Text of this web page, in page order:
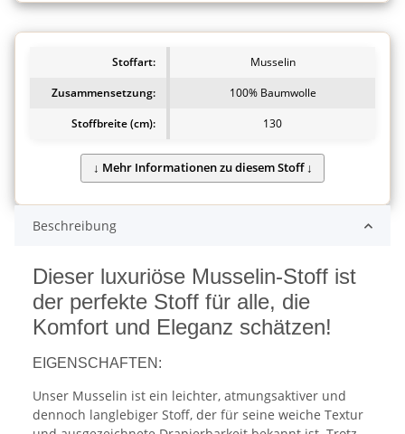
Stoffart:
Musselin
Zusammensetzung:
100% Baumwolle
Stoffbreite (cm):
130
Beschreibung
Dieser luxuriöse Musselin-Stoff ist
der perfekte Stoff für alle, die
Komfort und Eleganz schätzen!
EIGENSCHAFTEN:
Unser Musselin ist ein leichter, atmungsaktiver und
dennoch langlebiger Stoff, der für seine weiche Textur